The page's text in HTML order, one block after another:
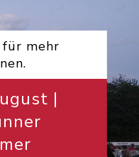
für mehr
|